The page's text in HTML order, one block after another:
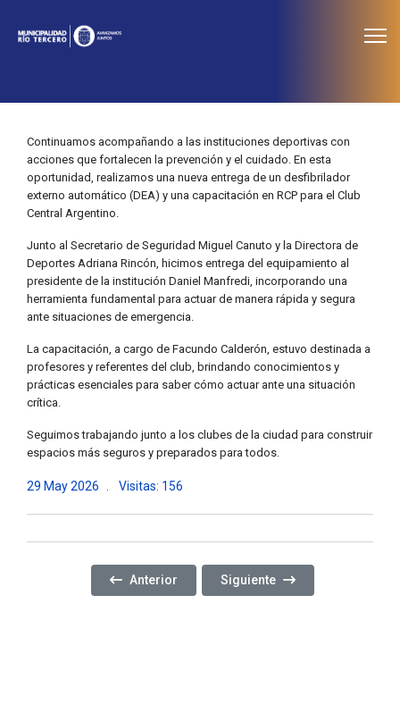
Continuamos acompañando a las instituciones deportivas con
acciones que fortalecen la prevención y el cuidado. En esta
oportunidad, realizamos una nueva entrega de un desfibrilador
externo automático (DEA) y una capacitación en RCP para el Club
Central Argentino.
Junto al Secretario de Seguridad Miguel Canuto y la Directora de
Deportes Adriana Rincón, hicimos entrega del equipamiento al
presidente de la institución Daniel Manfredi, incorporando una
herramienta fundamental para actuar de manera rápida y segura
ante situaciones de emergencia.
La capacitación, a cargo de Facundo Calderón, estuvo destinada a
profesores y referentes del club, brindando conocimientos y
prácticas esenciales para saber cómo actuar ante una situación
crítica.
Seguimos trabajando junto a los clubes de la ciudad para construir
espacios más seguros y preparados para todos.
29 May 2026 Visitas: 156
Artículo Anterior: CELEBRAMOS EL DÍA DE LOS
Anterior Artículo Siguiente:
Siguiente